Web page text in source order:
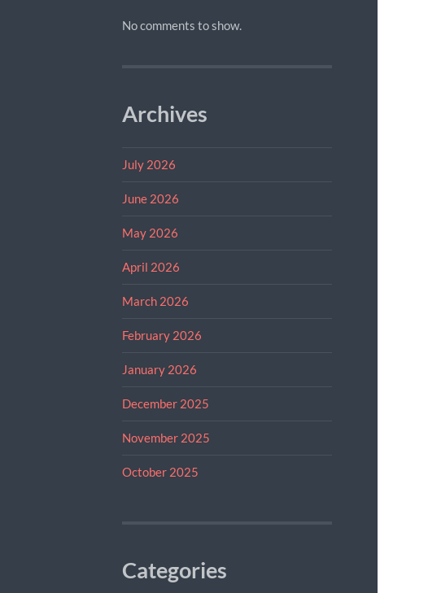
No comments to show.
Archives
July 2026
June 2026
May 2026
April 2026
March 2026
February 2026
January 2026
December 2025
November 2025
October 2025
Categories